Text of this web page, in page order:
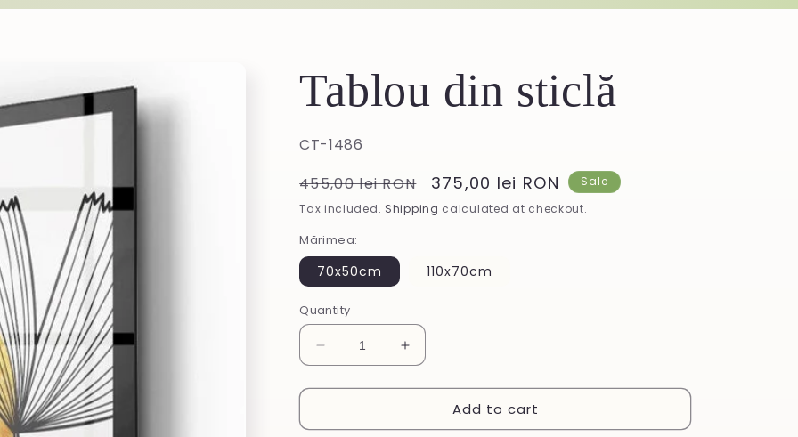
Tablou din sticlă
SKU:
CT-1486
Regular
price
455,00 lei RON
Sale
price
375,00 lei RON
Sale
Tax included. Shipping calculated at checkout.
Mărimea:
70x50cm 110x70cm
Quantity
Decrease
quantity
for
din
Increase
quantity
for
din
Add to cart